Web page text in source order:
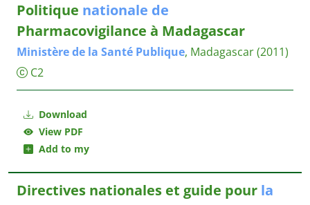
Download
View PDF
Add to my
Politique nationale de
Pharmacovigilance à Madagascar
Ministèrede la Santé Publique, Madagascar(2011)
C2
Directives nationales et guide pour la